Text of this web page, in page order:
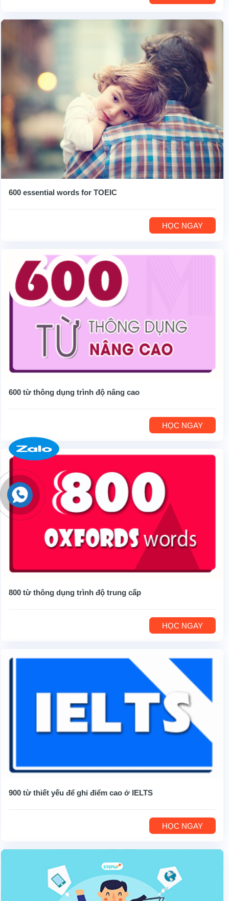
600 essential words for TOEIC
HỌC NGAY
600 từ thông dụng trình độ nâng cao
HỌC NGAY
800 từ thông dụng trình độ trung cấp
HỌC NGAY
900 từ thiết yếu để ghi điểm cao ở IELTS
HỌC NGAY